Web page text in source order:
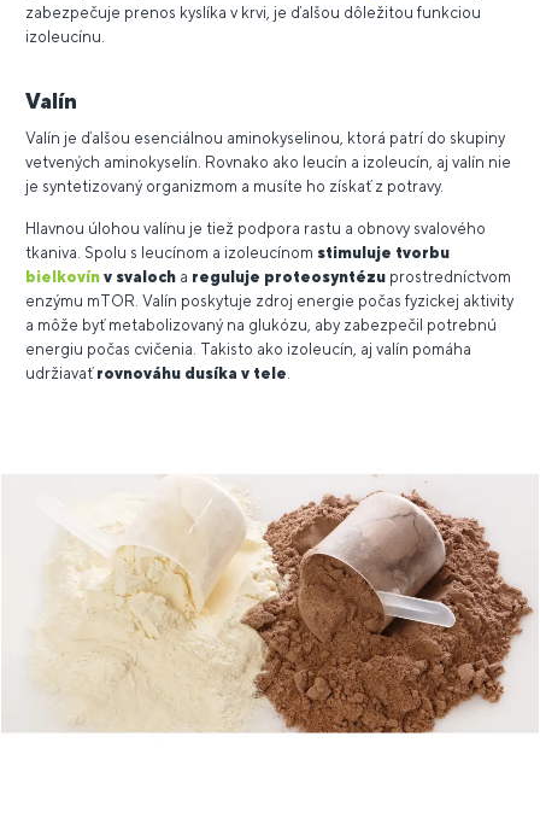
zabezpečuje prenos kyslíka v krvi, je ďalšou dôležitou funkciou
izoleucínu.
Valín
Valín je ďalšou esenciálnou aminokyselinou, ktorá patrí do skupiny
vetvených aminokyselín. Rovnako ako leucín a izoleucín, aj valín nie
je syntetizovaný organizmom a musíte ho získať z potravy.
Hlavnou úlohou valínu je tiež podpora rastu a obnovy svalového
tkaniva. Spolu s leucínom a izoleucínom stimuluje tvorbu
bielkovín v svaloch a reguluje proteosyntézu prostredníctvom
enzýmu mTOR. Valín poskytuje zdroj energie počas fyzickej aktivity
a môže byť metabolizovaný na glukózu, aby zabezpečil potrebnú
energiu počas cvičenia. Takisto ako izoleucín, aj valín pomáha
udržiavať rovnováhu dusíka v tele